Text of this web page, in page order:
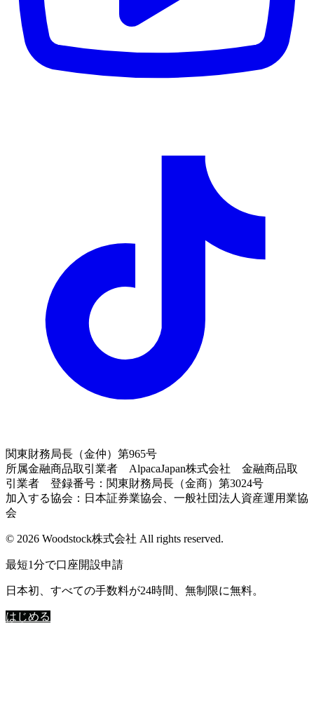
関東財務局長（金仲）第965号
所属金融商品取引業者 AlpacaJapan株式会社 金融商品取
引業者 登録番号：関東財務局長（金商）第3024号
加入する協会：日本証券業協会、一般社団法人資産運用業協
会
© 2026 Woodstock株式会社 All rights reserved.
最短1分で口座開設申請
日本初、すべての手数料が24時間、無制限に無料。
はじめる